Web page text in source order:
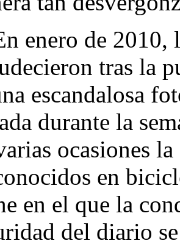
enero de 2010,
tras la
escandalosa
durante la
ocasiones
en
en el que la
del diario